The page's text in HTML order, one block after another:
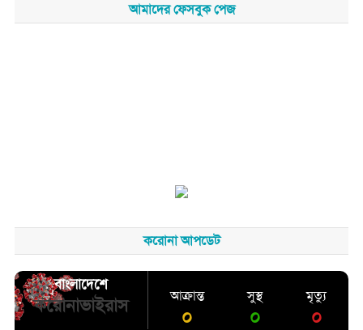
আমাদের ফেসবুক পেজ
করোনা আপডেট
বাংলাদেশে
করোনাভাইরাস আক্রান্ত
০
সুস্থ
০
মৃত্যু
০